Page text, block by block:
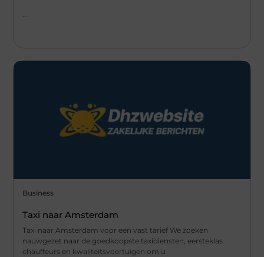
...
Business
Taxi naar Amsterdam
Taxi naar Amsterdam voor een vast tarief We zoeken
nauwgezet naar de goedkoopste taxidiensten, eersteklas
chauffeurs en kwaliteitsvoertuigen om u